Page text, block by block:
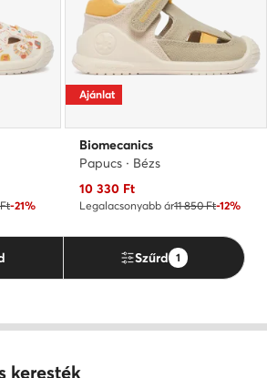
-21%
Ajánlat
Biomecanics
Papucs · Bézs
Aktuális ár
10 330 Ft
Legalacsonyabb ár11 850 Ft-12%
Szűrd 1
keresték